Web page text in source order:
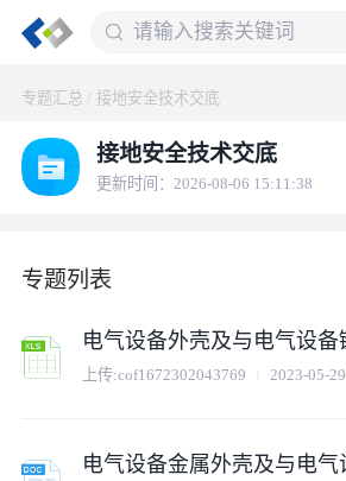
专题汇总 / 接地安全技术交底
接地安全技术交底
更新时间：2026-08-06 15:11:38
专题列表
上传:cof1672302043769 2023-05-29